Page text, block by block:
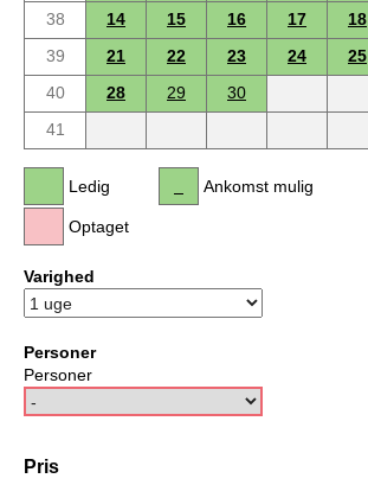
38
14 15 16 17 18
39
21 22 23 24 25
40
28 29
30
41
Ledig
Optaget
Ankomst mulig
Varighed
Personer
Personer
Pris